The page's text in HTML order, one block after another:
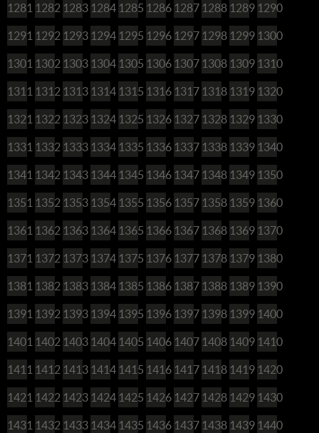
1281 1282 1283 1284 1285 1286 1287 1288 1289 1290
1291 1292 1293 1294 1295 1296 1297 1298 1299 1300
1301 1302 1303 1304 1305 1306 1307 1308 1309 1310
1311 1312 1313 1314 1315 1316 1317 1318 1319 1320
1321 1322 1323 1324 1325 1326 1327 1328 1329 1330
1331 1332 1333 1334 1335 1336 1337 1338 1339 1340
1341 1342 1343 1344 1345 1346 1347 1348 1349 1350
1351 1352 1353 1354 1355 1356 1357 1358 1359 1360
1361 1362 1363 1364 1365 1366 1367 1368 1369 1370
1371 1372 1373 1374 1375 1376 1377 1378 1379 1380
1381 1382 1383 1384 1385 1386 1387 1388 1389 1390
1391 1392 1393 1394 1395 1396 1397 1398 1399 1400
1401 1402 1403 1404 1405 1406 1407 1408 1409 1410
1411 1412 1413 1414 1415 1416 1417 1418 1419 1420
1421 1422 1423 1424 1425 1426 1427 1428 1429 1430
1431 1432 1433 1434 1435 1436 1437 1438 1439 1440